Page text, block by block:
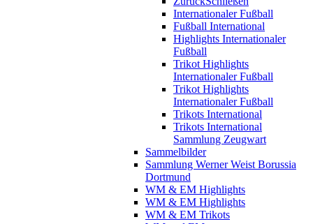
Internationaler Fußball
Fußball International
Highlights Internationaler
Fußball
Trikot Highlights
Internationaler Fußball
Trikot Highlights
Internationaler Fußball
Trikots International
Trikots International
Sammlung Zeugwart
Sammelbilder
Sammlung Werner Weist Borussia
Dortmund
WM & EM Highlights
WM & EM Highlights
WM & EM Trikots